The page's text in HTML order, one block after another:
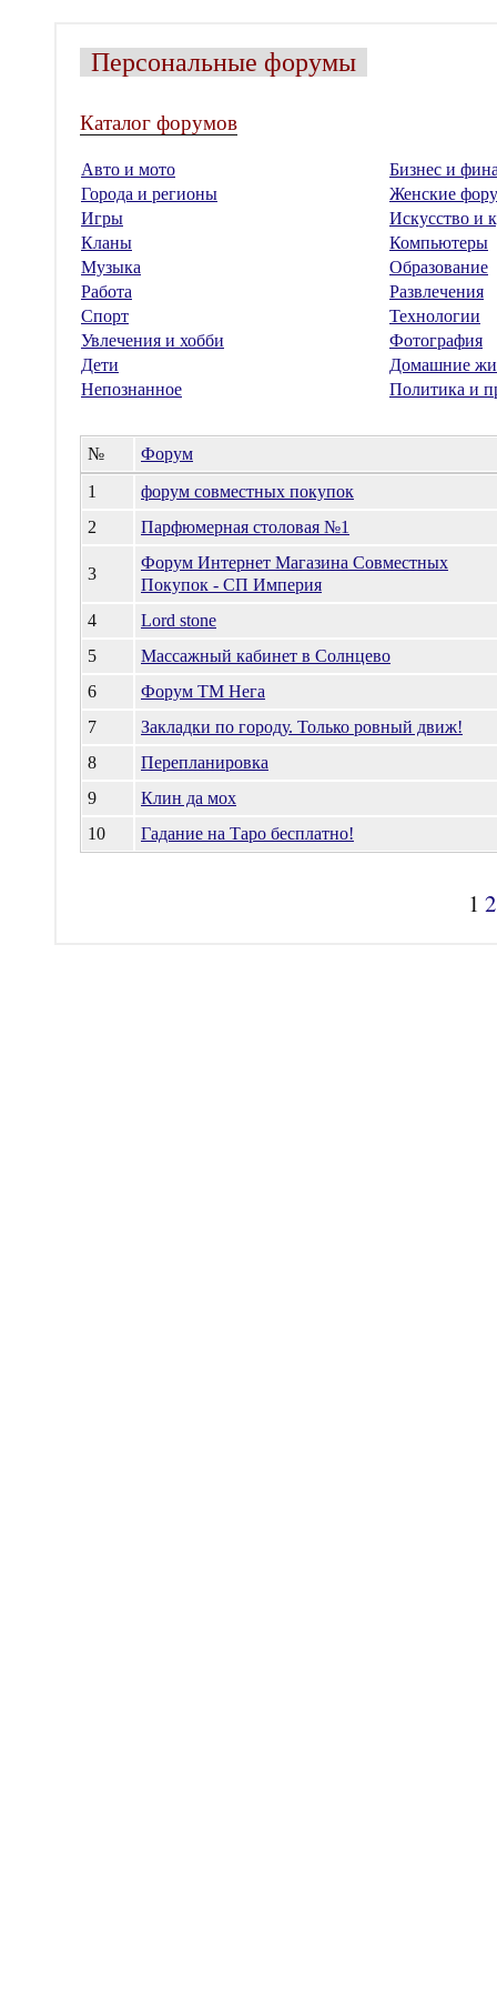
Персональные форумы
Каталог форумов
Авто и мото
Бизнес и
Города и регионы
Женские
Игры
Искусство и
Кланы
Компьютеры
Музыка
Образование
Работа
Развлечения
Спорт
Технологии
Увлечения и хобби
Фотография
Дети
Домашние
Непознанное
Политика и
№
Форум
1
форум совместных покупок
2
Парфюмерная столовая №1
3
Форум Интернет Магазина Совместных
Покупок - СП Империя
4
Lord stone
5
Массажный кабинет в Солнцево
6
Форум ТМ Нега
7
Закладки по городу. Только ровный движ!
8
Перепланировка
9
Клин да мох
10
Гадание на Таро бесплатно!
1 2